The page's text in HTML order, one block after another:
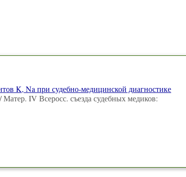
K, Na при судебно-медицинской диагностике
IV Всеросс. съезда судебных медиков: